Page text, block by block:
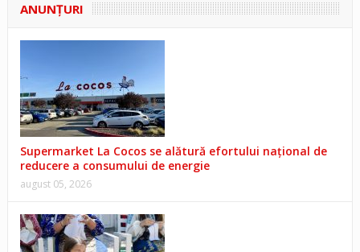
ANUNŢURI
Supermarket La Cocos se alătură efortului național de
reducere a consumului de energie
august 05, 2026